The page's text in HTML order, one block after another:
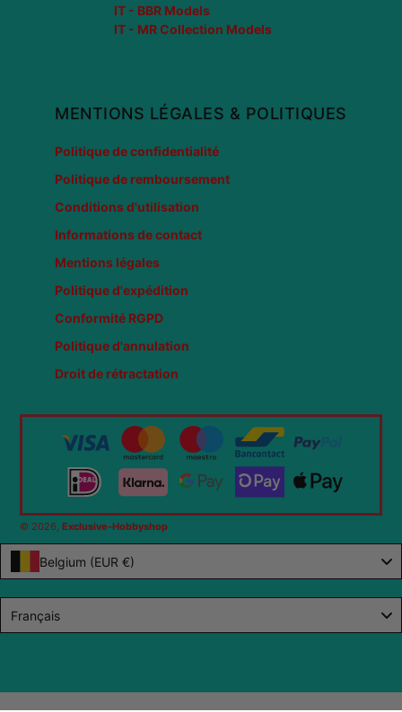
IT - BBR Models
IT - MR Collection Models
MENTIONS LÉGALES & POLITIQUES
Politique de confidentialité
Politique de remboursement
Conditions d'utilisation
Informations de contact
Mentions légales
Politique d'expédition
Conformité RGPD
Politique d'annulation
Droit de rétractation
© 2026, Exclusive-Hobbyshop
Belgium (EUR €)
Français